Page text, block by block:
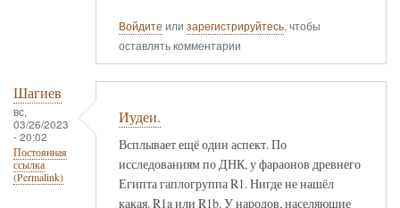
Войдите или зарегистрируйтесь, чтобы
оставлять комментарии
Шагиев
вс,
03/26/2023
- 20:02
Постоянная
ссылка
(Permalink)
Иудеи.
Всплывает ещё один аспект. По
исследованиям по ДНК, у фараонов древнего
Египта гаплогруппа R1. Нигде не нашёл
какая. R1a или R1b. У народов, населяющие